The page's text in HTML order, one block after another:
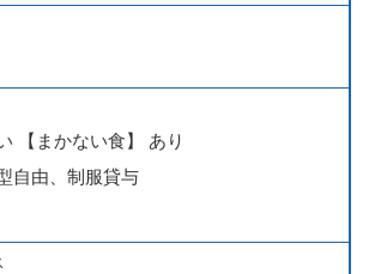
律支給のみなし残業手当（月65時間
んでいます。
・秋）約１ヶ月分
制度（月額約4万円～20万円）
補・統括店長・統括料理長候補の場合
【まかない食】 あり
自由、制服貸与